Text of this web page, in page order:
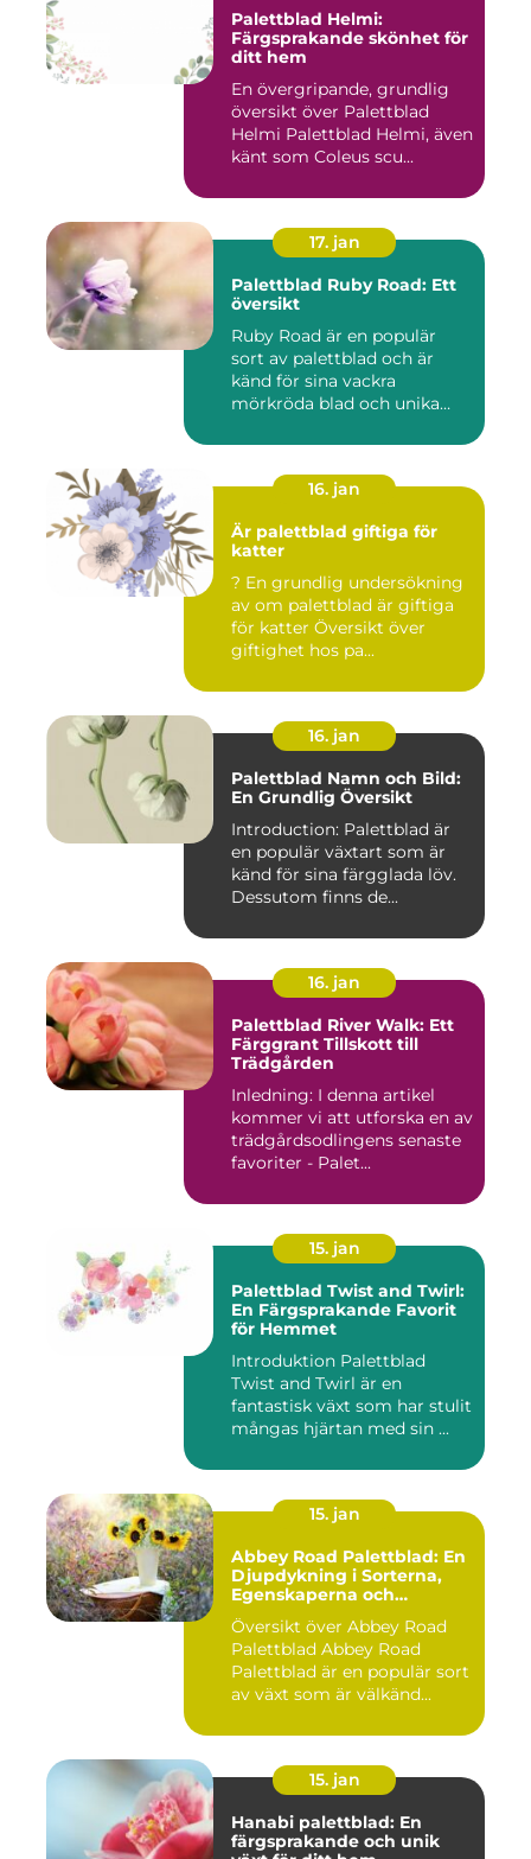
Palettblad Helmi:
Färgsprakande skönhet för
ditt hem
En övergripande, grundlig
översikt över Palettblad
Helmi Palettblad Helmi, även
känt som Coleus scu...
17. jan
Palettblad Ruby Road: Ett
översikt
Ruby Road är en populär
sort av palettblad och är
känd för sina vackra
mörkröda blad och unika
16. jan
Är palettblad giftiga för
katter
? En grundlig undersökning
av om palettblad är giftiga
för katter Översikt över
giftighet hos pa...
16. jan
Palettblad Namn och Bild:
En Grundlig Översikt
Introduction: Palettblad är
en populär växtart som är
känd för sina färgglada löv.
Dessutom finns de...
16. jan
Palettblad River Walk: Ett
Färggrant Tillskott till
Trädgården
Inledning: I denna artikel
kommer vi att utforska en av
trädgårdsodlingens senaste
favoriter - Palet...
15. jan
Palettblad Twist and Twirl:
En Färgsprakande Favorit
för Hemmet
Introduktion Palettblad
Twist and Twirl är en
fantastisk växt som har stulit
mångas hjärtan med sin ...
15. jan
Abbey Road Palettblad: En
Djupdykning i Sorterna,
Egenskaperna och
Historien
Översikt över Abbey Road
Palettblad Abbey Road
Palettblad är en populär sort
av växt som är välkänd...
15. jan
Hanabi palettblad: En
färgsprakande och unik